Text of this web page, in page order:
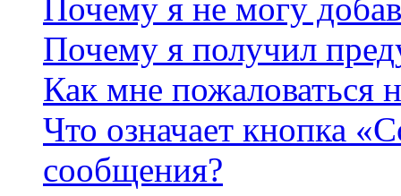
Почему я не могу
Почему я получил
Как мне пожаловаться
Что означает кнопка
сообщения?